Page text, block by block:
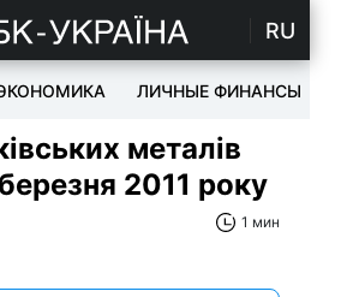
RU
ЛИЧНЫЕ ФИНАНСЫ
металів
2011 року
1 мин